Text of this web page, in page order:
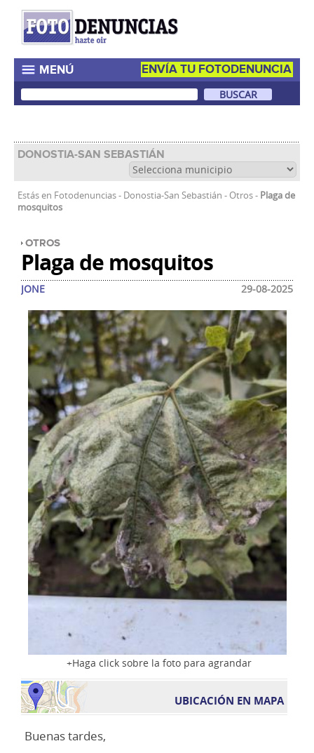
ENVÍA TU FOTODENUNCIA
MENÚ
DONOSTIA-SAN SEBASTIÁN
Estás en Fotodenuncias- Donostia-San Sebastián - Otros- Plaga de
mosquitos
OTROS
Plaga de mosquitos
Haga click sobre la foto para agrandar
UBICACIÓN EN MAPA
JONE 29-08-2025
Buenas tardes,